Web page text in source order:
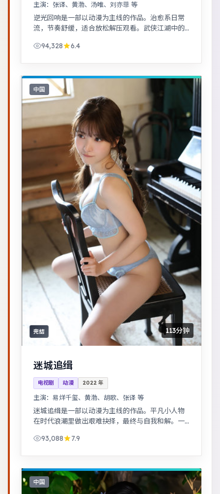
主演： 张译、黄渤、汤唯、刘亦菲 等
逆光回响是一部以动漫为主线的作品。治愈系日常
流，节奏舒缓，适合放松解压观看。武侠江湖中的
94,328
6.4
中国
完结 113分钟
迷城追缉
电视剧 动漫 2022 年
主演： 易烊千玺、黄渤、胡歌、张译 等
迷城追缉是一部以动漫为主线的作品。平凡小人物
在时代浪潮里做出艰难抉择，最终与自我和解。一
酷。93,088 7.9
中国